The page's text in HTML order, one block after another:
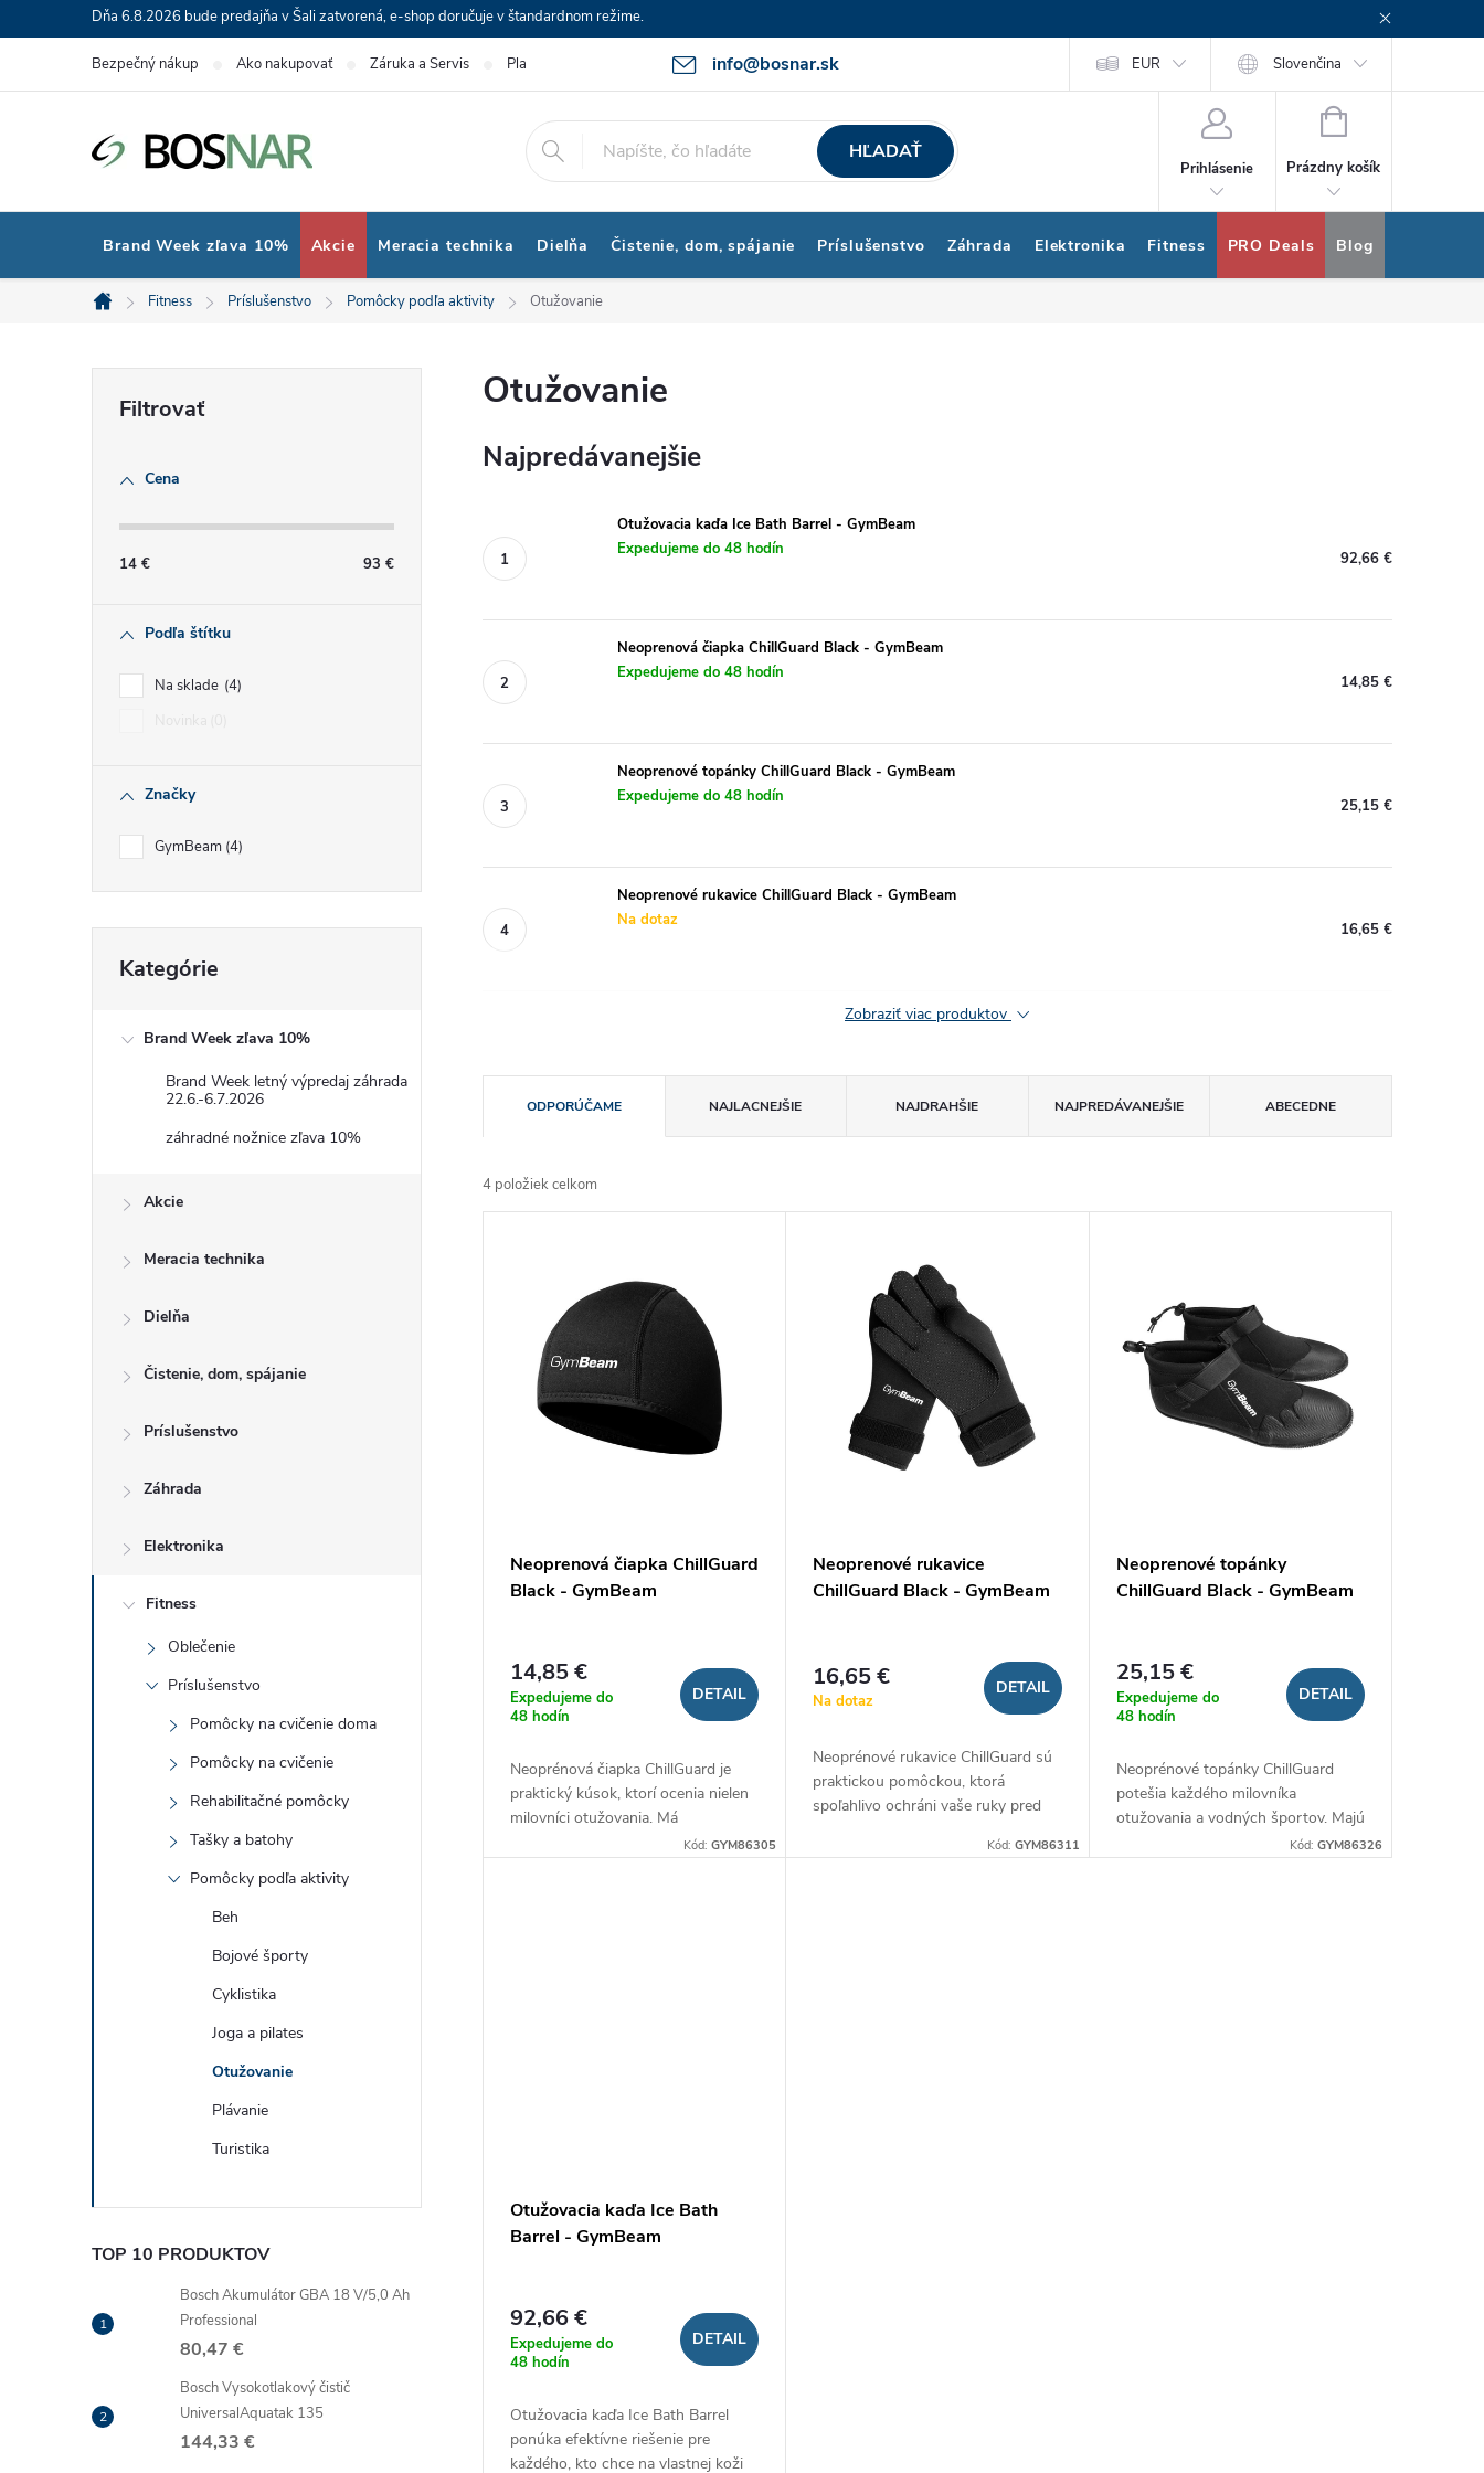
na
Dňa 6.8.2026 bude predajňa v Šali zatvorená, e-shop doručuje v štandardnom režime.
info@bosnar.sk
Bezpečný nákup Ako nakupovať Záruka a Servis Platby a Doprava Kontakty Obchodné podmienky Nákup na splátky Quatro
EUR Slovenčina
HĽADAŤ
Prihlásenie
NÁKUPNÝ
Prázdny košík
Brand Week zľava 10% Akcie Meracia technika Dielňa Čistenie, dom, spájanie Príslušenstvo Záhrada Elektronika Fitness PRO Deals Blog
Domov
Fitness Príslušenstvo Pomôcky podľa aktivity Otužovanie
l
Cena
14 € 93 €
Podľa štítku
Na sklade 4
Značky
GymBeam 4
kategórie
Kategórie
Brand Week zľava 10%
Brand Week letný výpredaj záhrada
22.6.-6.7.2026
záhradné nožnice zľava 10%
Akcie
Meracia technika
Dielňa
Čistenie, dom, spájanie
Príslušenstvo
Záhrada
Elektronika
Fitness
Oblečenie
Príslušenstvo
Pomôcky na cvičenie doma
Pomôcky na cvičenie
Rehabilitačné pomôcky
Tašky a batohy
Pomôcky podľa aktivity
Beh
Bojové športy
Cyklistika
Joga a pilates
Otužovanie
Plávanie
Turistika
TOP 10 PRODUKTOV
Bosch Akumulátor GBA 18 V/5,0 Ah
Professional
80,47 €
Bosch Vysokotlakový čistič
UniversalAquatak 135
144,33 €
Otužovanie
Najpredávanejšie
Otužovacia kaďa Ice Bath Barrel - GymBeam
Expedujeme do 48 hodín
92,66 €
Neoprenová čiapka ChillGuard Black - GymBeam
Expedujeme do 48 hodín
14,85 €
Neoprenové topánky ChillGuard Black - GymBeam
Expedujeme do 48 hodín
25,15 €
Neoprenové rukavice ChillGuard Black - GymBeam
Na dotaz
16,65 €
Zobraziť viac produktov
a
d
o
ODPORÚČAME NAJLACNEJŠIE NAJDRAHŠIE NAJPREDÁVANEJŠIE ABECEDNE
4 položiek celkom
t
Neoprenová čiapka ChillGuard
Black - GymBeam
14,85 €
Expedujeme do
48 hodín
DETAIL
Neoprénová čiapka ChillGuard je
praktický kúsok, ktorí ocenia nielen
milovníci otužovania. Má
minimalistický dizajn a skvelé
Kód:GYM86305
Neoprenové rukavice
ChillGuard Black - GymBeam
16,65 €
Na dotaz
DETAIL
Neoprénové rukavice ChillGuard sú
praktickou pomôckou, ktorá
spoľahlivo ochráni vaše ruky pred
termoregulačným vlastnostiam ich
Kód: GYM86311
Neoprenové topánky
ChillGuard Black - GymBeam
25,15 €
Expedujeme do
48 hodín
DETAIL
Neoprénové topánky ChillGuard
potešia každého milovníka
otužovania a vodných športov. Majú
skvelé termoregulačné vlastnosti,
Kód: GYM86326
Otužovacia kaďa Ice Bath
Barrel - GymBeam
92,66 €
Expedujeme do
48 hodín
DETAIL
Otužovacia kaďa Ice Bath Barrel
ponúka efektívne riešenie pre
každého, kto chce na vlastnej koži